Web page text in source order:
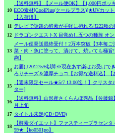
10
【送料無料】【メール便OK】【1,000円ポ
ECO素材[CoolPlus(クールプラス)]★UVカッ
【入荷済】
11 テレビで話題の酵素が手軽に摂れる!!222種
12
ドラゴンクエストX 目覚めし五つの種族 オ
13
メール便発送最終受付！2万本突破【3本毎
菜・肉・魚に塗って、漬けて、焼いても極
麹】
14
お届け2012/5/6以降※現在あす楽はお受けで
ろりチーズ＆濃厚チョコ【お得な送料込】【
15
【週末限定セール★5/7 13:00迄！】クリス
ター]
16
【送料無料】山形産さくらんぼ秀品【佐藤
月上旬
17 タイトル未定(CD+DVD)
18
【酵素ダイエット】ファスティープラセン
59★【ko0501po】